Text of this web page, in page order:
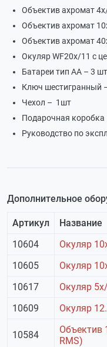
Объектив ахромат
Объектив ахромат
Объектив ахромат
Окуляр WF20х/11 с
Батареи тип АА – 3 шт
Ключ шестигранный
Чехол – 1шт
Подарочная коробка
Руководство по
Дополнительное
Артикул
Название
10604
Окуляр
10605
Окуляр
10617
Окуляр
10609
Окуляр
10584
Объектив
RMS)